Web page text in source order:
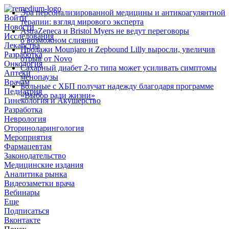
Войти
Новости
Исследования
Лекарства
Разработка
Онкология
Аптеки
Врачам
Педиатрия
Гинекология и Акушерство
Разработка
Неврология
Оториноларингология
Мероприятия
Фармацевтам
Законодательство
Медицинские издания
Аналитика рынка
Видеозаметки врача
Вебинары
Еще
Подписаться
Вконтакте
Эра персонализированной медицины и антикоагулянтной
терапии: взгляд мирового эксперта
AstraZeneca и Bristol Myers не ведут переговоры
о возможном слиянии
Продажи Mounjaro и Zepbound Lilly выросли, увеличив
отрыв от Novo
Сахарный диабет 2‑го типа может усиливать симптомы
менопаузы
Больные с ХБП получат надежду благодаря программе
«Выбор ради жизни»